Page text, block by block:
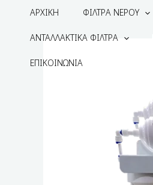
ΑΡΧΙΚΗ ΦΙΛΤΡΑ ΝΕΡΟΥ
ΑΝΤΑΛΛΑΚΤΙΚΑ ΦΙΛΤΡΑ
ΕΠΙΚΟΙΝΩΝΙΑ